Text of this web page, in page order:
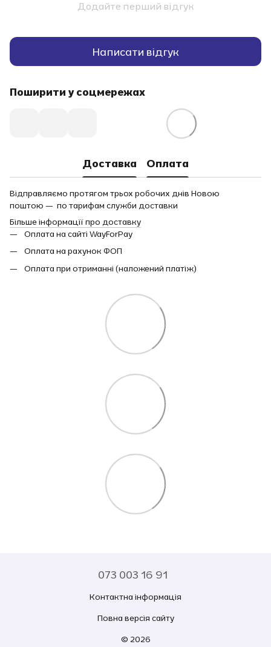
Додайте перший відгук
Написати відгук
Поширити у соцмережах
Доставка Оплата
Відправляємо протягом трьох робочих днів Новою
поштою — по тарифам служби доставки
Більше інформації про доставку
Оплата на сайті WayForPay
Оплата на рахунок ФОП
Оплата при отриманні (наложений платіж)
073 003 16 91
Контактна інформація
Повна версія сайту
© 2026